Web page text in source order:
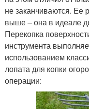
не заканчиваются. Ее
выше – она в идеале
Перекопка
инструмента
использованием
лопата для копки
операции: